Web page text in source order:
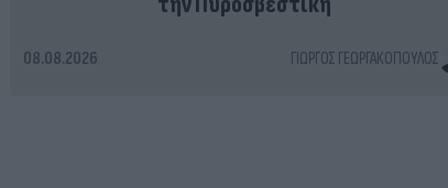
08.08.2026 ΓΙΏΡΓΟΣ ΓΕΩΡΓΑΚΌΠΟΥΛΟΣ